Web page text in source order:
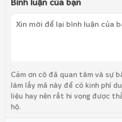
Cảm ơn cô đã quan tâm và sự
làm lấy mã này để có kinh phí
liệu hay nên rất hi vọng được
hộ.